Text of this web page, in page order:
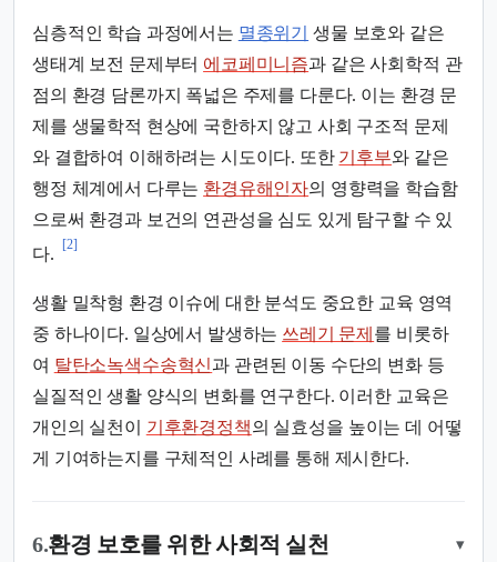
심층적인 학습 과정에서는 멸종위기
생물 보호와 같은
생태계 보전 문제부터 에코페미니즘과 같은 사회학적 관
점의 환경 담론까지 폭넓은 주제를 다룬다. 이는 환경 문
제를 생물학적 현상에 국한하지 않고 사회 구조적 문제
와 결합하여 이해하려는 시도이다. 또한 기후부와 같은
행정 체계에서 다루는 환경유해인자의 영향력을 학습함
으로써 환경과 보건의 연관성을 심도 있게 탐구할 수 있
다.
[2]
생활 밀착형 환경 이슈에 대한 분석도 중요한 교육 영역
중 하나이다. 일상에서 발생하는 쓰레기 문제 를 비롯하
여 탈탄소녹색수송혁신과 관련된 이동 수단의 변화 등
실질적인 생활 양식의 변화를 연구한다. 이러한 교육은
개인의 실천이 기후환경정책의 실효성을 높이는 데 어떻
게 기여하는지를 구체적인 사례를 통해 제시한다.
6.환경 보호를 위한 사회적 실천 ▾